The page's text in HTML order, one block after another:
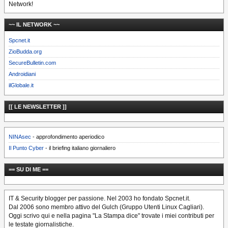
Network!
~~ IL NETWORK ~~
Spcnet.it
ZioBudda.org
SecureBulletin.com
Androidiani
ilGlobale.it
[[ LE NEWSLETTER ]]
NINAsec - approfondimento aperiodico
Il Punto Cyber - il briefing italiano giornaliero
== SU DI ME ==
IT & Security blogger per passione. Nel 2003 ho fondato Spcnet.it.
Dal 2006 sono membro attivo del Gulch (Gruppo Utenti Linux Cagliari).
Oggi scrivo qui e nella pagina "La Stampa dice" trovate i miei contributi per
le testate giornalistiche.